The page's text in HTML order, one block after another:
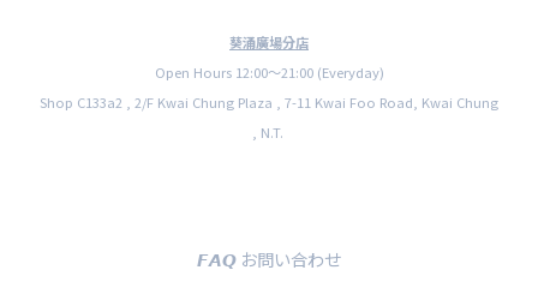
葵涌廣場分店
Open Hours 12:00〜21:00 (Everyday)
Shop C133a2 , 2/F Kwai Chung Plaza , 7-11 Kwai Foo Road, Kwai Chung
, N.T.
𝙁𝘼𝙌 お問い合わせ